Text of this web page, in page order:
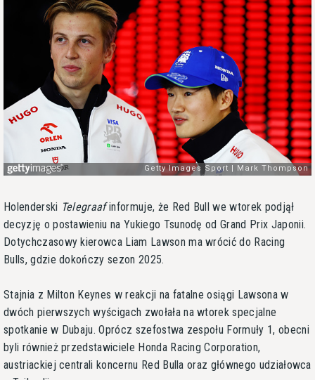
Holenderski Telegraafinformuje, że Red Bull we wtorek podjął
decyzję o postawieniu na Yukiego Tsunodę od Grand Prix Japonii.
Dotychczasowy kierowca Liam Lawson ma wrócić do Racing
Bulls, gdzie dokończy sezon 2025.
Stajnia z Milton Keynes w reakcji na fatalne osiągi Lawsona w
dwóch pierwszych wyścigach zwołała na wtorek specjalne
spotkanie w Dubaju. Oprócz szefostwa zespołu Formuły 1, obecni
byli również przedstawiciele Honda Racing Corporation,
austriackiej centrali koncernu Red Bulla oraz głównego udziałowca